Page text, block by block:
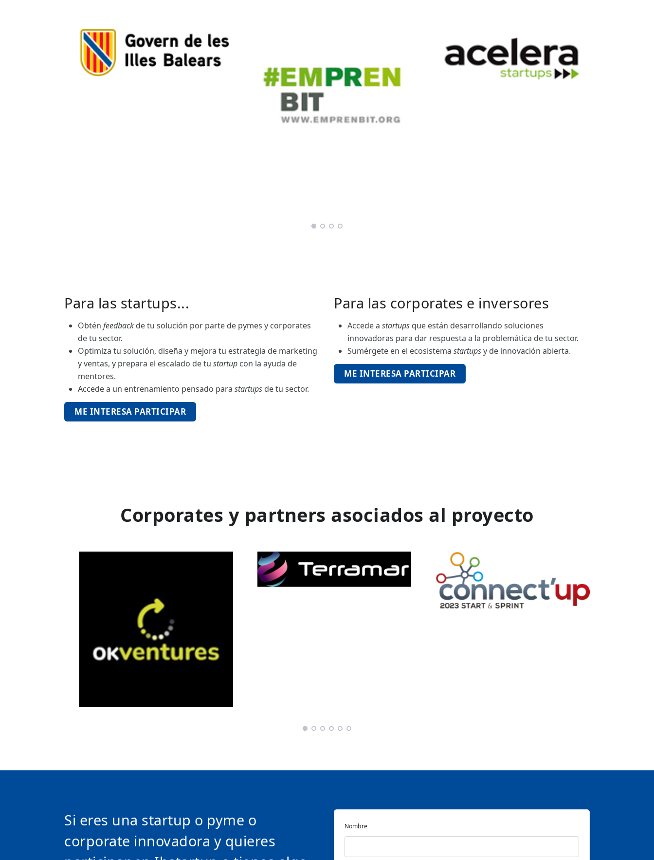
Para las startups...
Obtén feedback de tu solución por parte de pymes y corporates
de tu sector.
Optimiza tu solución, diseña y mejora tu estrategia de marketing
y ventas, y prepara el escalado de tu startup con la ayuda de
mentores.
Accede a un entrenamiento pensado para startups de tu sector.
ME INTERESA PARTICIPAR
Para las corporates e inversores
Accede a startups que están desarrollando soluciones
innovadoras para dar respuesta a la problemática de tu sector.
Sumérgete en el ecosistema startupsy de innovación abierta.
ME INTERESA PARTICIPAR
Corporates y partners asociados al proyecto
Si eres una startup o pyme o
corporate innovadora y quieres
Nombre